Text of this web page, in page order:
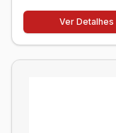
Ver Detalhes